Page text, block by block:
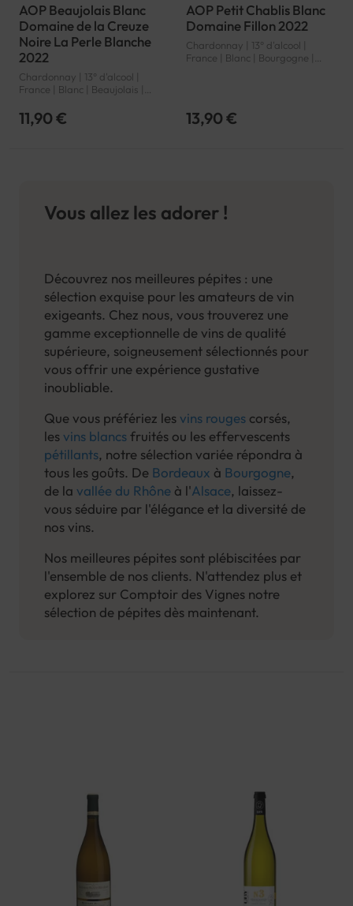
AOP Beaujolais Blanc
Domaine de la Creuze
Noire La Perle Blanche
2022
Chardonnay | 13° d'alcool |
France | Blanc | Beaujolais |
11,90 €
AOP Petit Chablis Blanc
Domaine Fillon 2022
Chardonnay | 13° d'alcool |
France | Blanc | Bourgogne |
13,90 €
Vous allez les adorer !
Découvrez nos meilleures pépites : une
sélection exquise pour les amateurs de vin
exigeants. Chez nous, vous trouverez une
gamme exceptionnelle de vins de qualité
supérieure, soigneusement sélectionnés pour
vous offrir une expérience gustative
inoubliable.
Que vous préfériez lesvins rouges corsés,
lesvins blancsfruités ou les effervescents
pétillants, notre sélection variée répondra à
tous les goûts. De Bordeaux à Bourgogne,
de la vallée du Rhône à l'Alsace, laissez-
vous séduire par l'élégance et la diversité de
nos vins.
Nos meilleures pépites sont plébiscitées par
l'ensemble de nos clients. N'attendez plus et
explorez sur Comptoir des Vignes notre
sélection de pépites dès maintenant.